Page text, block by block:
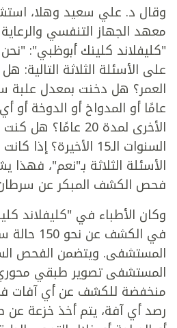
وقال د. علي سعيد وهلا،
معهد الجهاز التنفسي
"كليفلاند كلينك أبوظبي":
عامًا أو المدواخ أو الدوخة أو
الأخرى لمدة 20
السنوات الـ15
الأسئلة الثلاثة بـ"نعم"، فهذا
فحص الكشف المبكر عن سرطان
وكان الأطباء في "كليفلاند
في الكشف
المستشفى. ويتضمن الفحص
المستشفى تصوير طبقي
منخفضة للكشف عن أي آفات
رصد أي آفة، يتم أخذ خزعة عن